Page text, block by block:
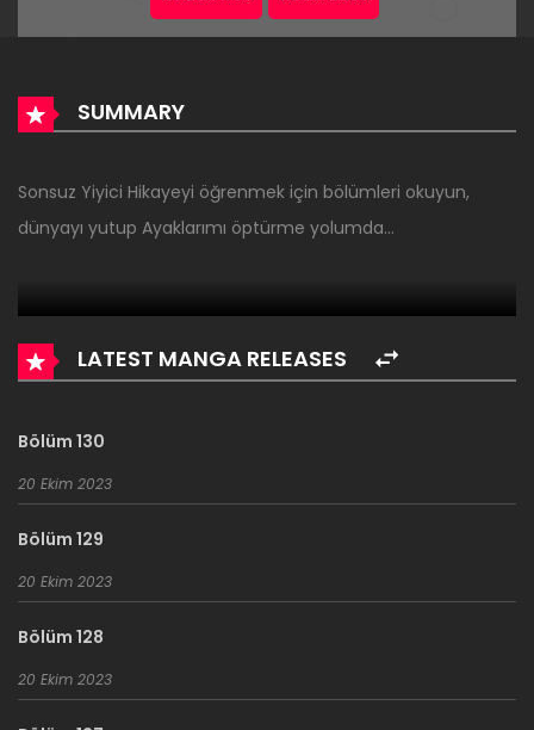
SUMMARY
Sonsuz Yiyici Hikayeyi öğrenmek için bölümleri okuyun,
dünyayı yutup Ayaklarımı öptürme yolumda…
LATEST MANGA RELEASES
Bölüm 130
20 Ekim 2023
Bölüm 129
20 Ekim 2023
Bölüm 128
20 Ekim 2023